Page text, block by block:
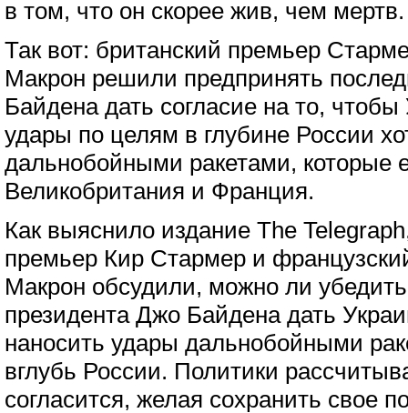
в том, что он скорее жив, чем мертв.
Так вот: британский премьер
Макрон решили предпринять
Байдена дать согласие на то,
удары по целям в глубине России
дальнобойными ракетами, которые
Великобритания и Франция.
Как выяснило издание The
премьер Кир Стармер и
Макрон обсудили, можно ли убедить
президента Джо Байдена дать
наносить удары дальнобойными
вглубь России. Политики
согласится, желая сохранить свое